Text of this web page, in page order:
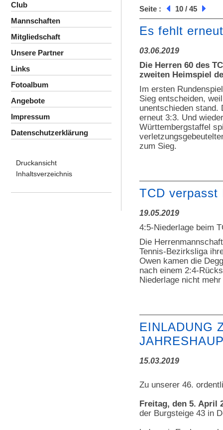
Club
Mannschaften
Mitgliedschaft
Unsere Partner
Links
Fotoalbum
Angebote
Impressum
Datenschutzerklärung
Druckansicht
Inhaltsverzeichnis
Seite :
10 / 45
Es fehlt
03.06.2019
Die Herren 60 des
zweiten Heimspiel
Im ersten
Sieg entscheiden,
unentschieden stand.
erneut 3:3. Und
Württembergstaffel
zum Sieg.
TCD verpasst
19.05.2019
4:5-Niederlage beim
Die
Tennis-Bezirksliga
Owen kamen die
nach einem 2:4-
Niederlage nicht
EINLADUNG
15.03.2019
Zu unserer 46.
Freitag, den 5. April
der Burgsteige 43 in